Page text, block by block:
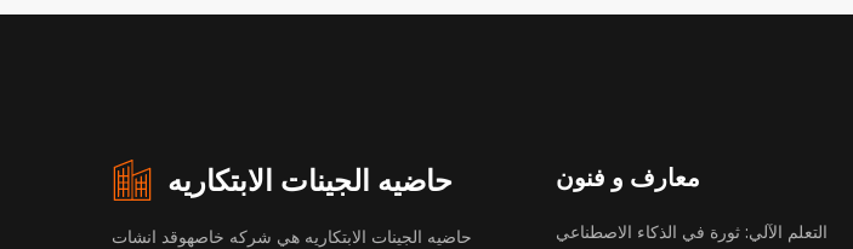
حاضيه الجينات الابتكاريه
حاضيه الجينات الابتكاريه هي شركه خاصهوقد انشات
معارف و فنون
التعلم الآلي: ثورة في الذكاء الاصطناعي